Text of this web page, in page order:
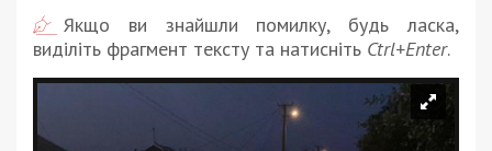
Якщо ви знайшли помилку, будь ласка,
виділіть фрагмент тексту та натисніть Ctrl+Enter.